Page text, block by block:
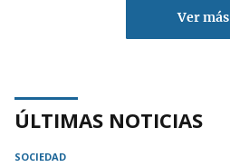
Ver más
ÚLTIMAS NOTICIAS
SOCIEDAD